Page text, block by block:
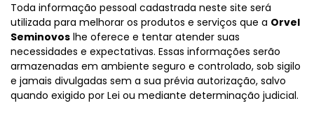
Toda informação pessoal cadastrada neste site será
utilizada para melhorar os produtos e serviços que a Orvel
Seminovos lhe oferece e tentar atender suas
necessidades e expectativas. Essas informações serão
armazenadas em ambiente seguro e controlado, sob sigilo
e jamais divulgadas sem a sua prévia autorização, salvo
quando exigido por Lei ou mediante determinação judicial.